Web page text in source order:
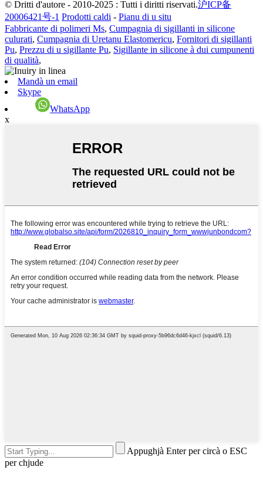
© Dritti d'autore - 2010-2025 : Tutti i diritti riservati.沪ICP备
20006421号-1 Prodotti caldi - Pianu di u situ
Fabbricante di polimeri Ms, Cumpagnia di sigillanti in silicone
culurati, Cumpagnia di Uretanu Elastomericu, Fornitori di sigillanti
Pu, Prezzu di u sigillante Pu, Sigillante in silicone à dui cumpunenti
di qualità,
Mandà un email
Skype
WhatsApp
x
Appughjà Enter per circà o ESC
per chjude